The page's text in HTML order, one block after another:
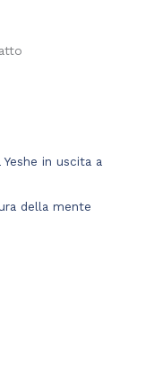
della mente